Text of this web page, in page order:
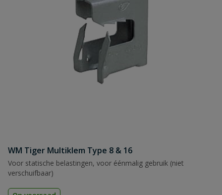
WM Tiger Multiklem Type 8 & 16
Voor statische belastingen, voor éénmalig gebruik (niet
verschuifbaar)